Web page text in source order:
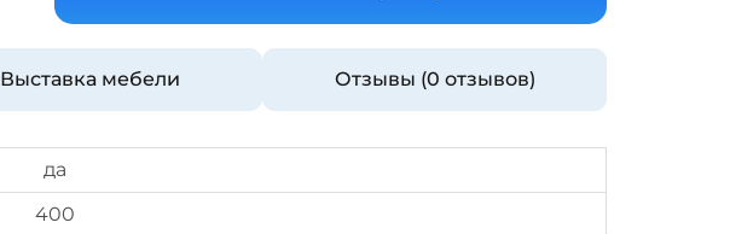
Выставка мебели Отзывы (0 отзывов)
да
400